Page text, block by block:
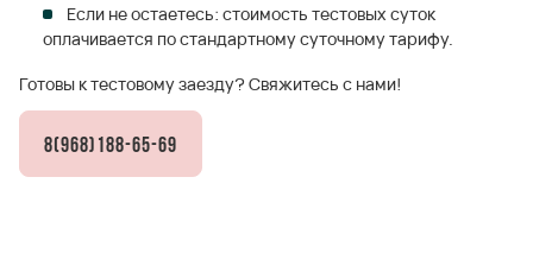
Если не остаетесь: стоимость тестовых суток
оплачивается по стандартному суточному тарифу.
Готовы к тестовому заезду? Свяжитесь с нами!
8(968)188-65-69